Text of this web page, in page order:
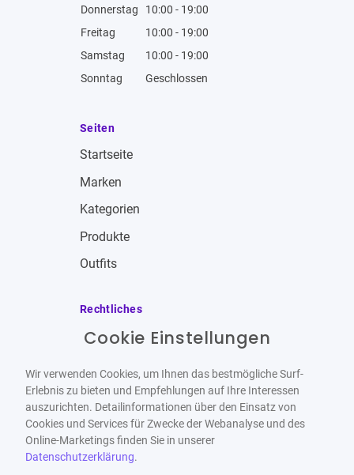
Donnerstag
10:00 - 19:00
Freitag
10:00 - 19:00
Samstag
10:00 - 19:00
Sonntag
Geschlossen
Seiten
Startseite
Marken
Kategorien
Produkte
Outfits
Rechtliches
Impressum
Datenschutzbestimmungen
Widerrufsbelehrung
Cookie Einstellungen
Wir verwenden Cookies, um Ihnen das bestmögliche Surf-
Erlebnis zu bieten und Empfehlungen auf Ihre Interessen
auszurichten. Detailinformationen über den Einsatz von
Cookies und Services für Zwecke der Webanalyse und des
Online-Marketings finden Sie in unserer
Datenschutzerklärung.